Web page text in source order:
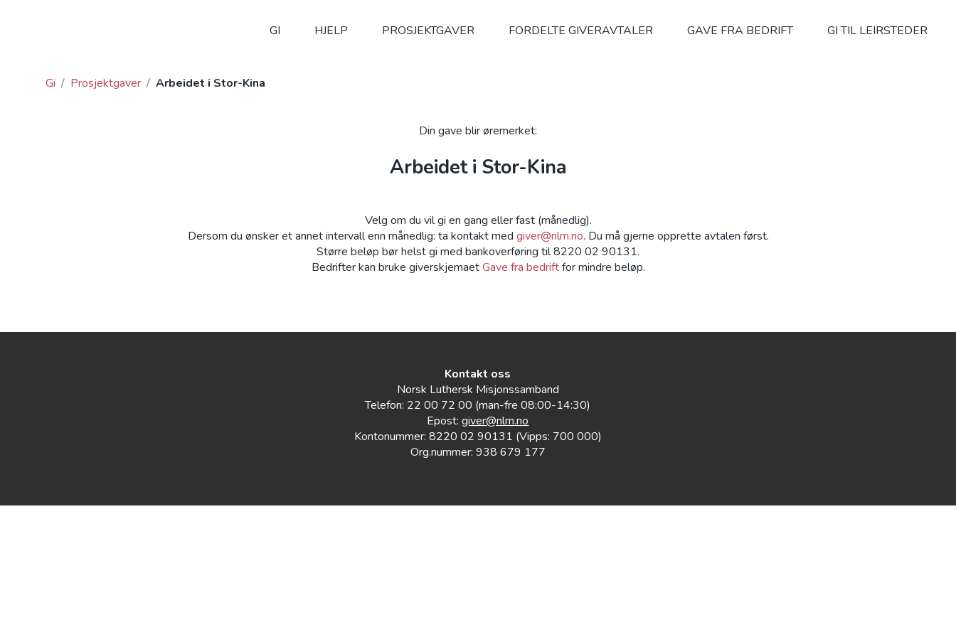
GI HJELP PROSJEKTGAVER FORDELTE GIVERAVTALER GAVE FRA BEDRIFT GI TIL LEIRSTEDER
Gi / Prosjektgaver / Arbeidet i Stor-Kina
Din gave blir øremerket:
Arbeidet i Stor-Kina
Velg om du vil gi en gang eller fast (månedlig).
Dersom du ønsker et annet intervall enn månedlig: ta kontakt med giver@nlm.no. Du må gjerne opprette avtalen først.
Større beløp bør helst gi med bankoverføring til 8220 02 90131.
Bedrifter kan bruke giverskjemaetGave fra bedriftfor mindre beløp.
Kontakt oss
Norsk Luthersk Misjonssamband
Telefon: 22 00 72 00 (man-fre 08:00-14:30)
Epost:giver@nlm.no
Kontonummer: 8220 02 90131 (Vipps: 700 000)
Org.nummer: 938 679 177